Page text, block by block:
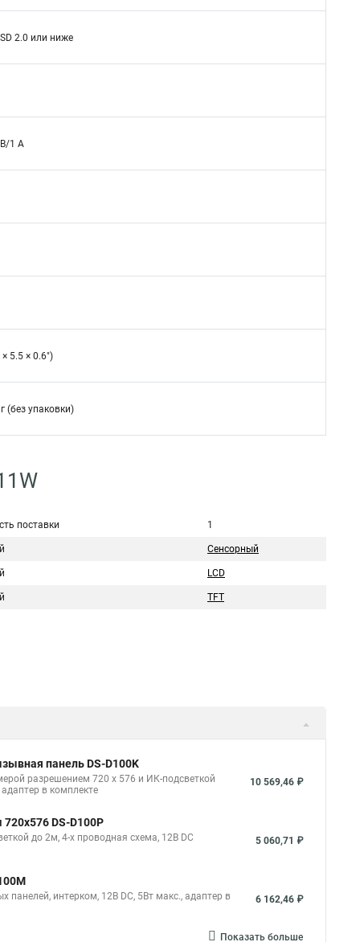
2.0 или ниже
В/1 A
5.5 × 0.6″)
(без упаковки)
поставки 1
Сенсорный
LCD
TFT
панель DS-D100K
разрешением 720 х 576 и ИК-подсветкой
в комплекте
10 569,46 ₽
DS-D100P
до 2м, 4-х проводная схема, 12В DC
5 060,71 ₽
интерком, 12В DC, 5Вт макс., адаптер в
6 162,46 ₽
Показать больше